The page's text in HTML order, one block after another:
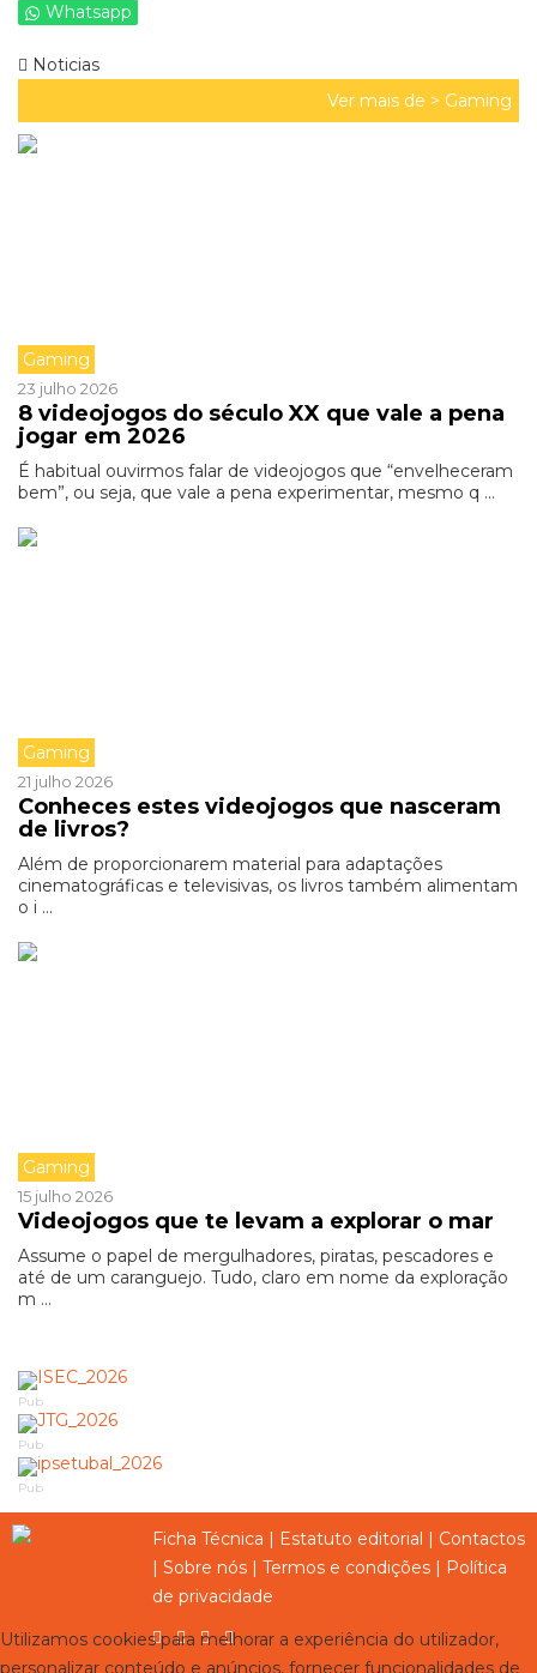
Whatsapp
Noticias
Ver mais de > Gaming
Gaming
23 julho 2026
8 videojogos do século XX que vale a pena
jogar em 2026
É habitual ouvirmos falar de videojogos que “envelheceram
bem”, ou seja, que vale a pena experimentar, mesmo q ...
Gaming
21 julho 2026
Conheces estes videojogos que nasceram
de livros?
Além de proporcionarem material para adaptações
cinematográficas e televisivas, os livros também alimentam
o i ...
Gaming
15 julho 2026
Videojogos que te levam a explorar o mar
Assume o papel de mergulhadores, piratas, pescadores e
até de um caranguejo. Tudo, claro em nome da exploração
m ...
Pub
Pub
Pub
Ficha Técnica | Estatuto editorial | Contactos
| Sobre nós | Termos e condições | Política
de privacidade
Utilizamos cookies para melhorar a experiência do utilizador,
personalizar conteúdo e anúncios, fornecer funcionalidades de